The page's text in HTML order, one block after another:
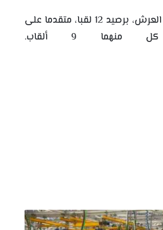
جدير بالذكر أن فريق الجيش الملكي يعد الأكثر تتويجا بكأس العرش، برصيد 12 لقبا، متقدما على
9 ألقاب.